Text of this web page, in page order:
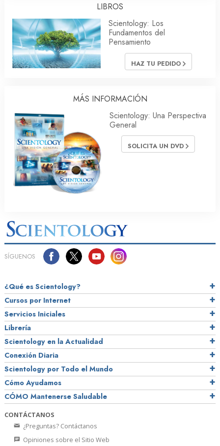
LIBROS
Scientology: Los
Fundamentos del
Pensamiento
HAZ TU PEDIDO
MÁS INFORMACIÓN
Scientology: Una Perspectiva
General
SOLICITA UN DVD
SÍGUENOS
¿Qué es Scientology?
Cursos por Internet
Servicios Iniciales
Librería
Scientology en la Actualidad
Conexión Diaria
Scientology por Todo el Mundo
Cómo Ayudamos
CÓMO Mantenerse Saludable
CONTÁCTANOS
¿Preguntas? Contáctanos
Opiniones sobre el Sitio Web